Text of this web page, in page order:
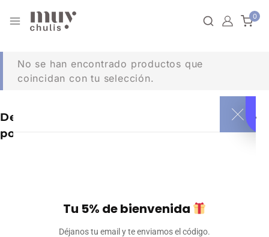
0
No se han encontrado productos que
coincidan con tu selección.
Dependiendo de lo que estés buscando, te
podría gustar:
Tu 5% de bienvenida
Déjanos tu email y te enviamos el código.